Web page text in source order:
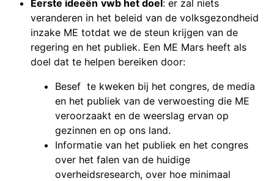
Eerste ideeën vwb het doel: er zal niets
veranderen in het beleid van de volksgezondheid
inzake ME totdat we de steun krijgen van de
regering en het publiek. Een ME Mars heeft als
doel dat te helpen bereiken door:
Besef te kweken bij het congres, de media
en het publiek van de verwoesting die ME
veroorzaakt en de weerslag ervan op
gezinnen en op ons land.
Informatie van het publiek en het congres
over het falen van de huidige
overheidsresearch, over hoe minimaal